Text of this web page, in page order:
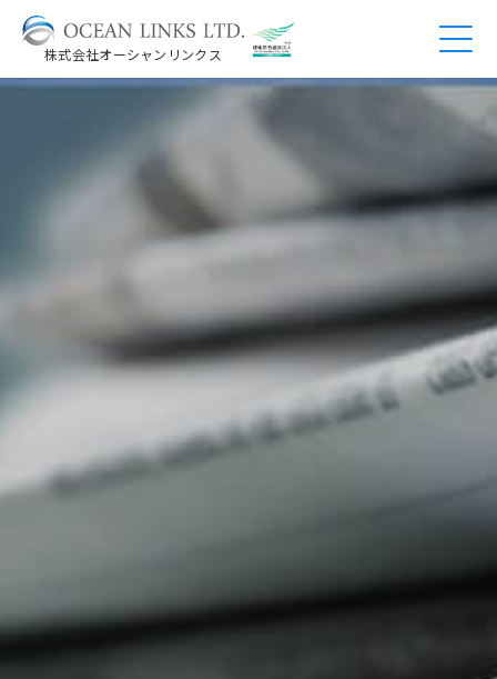
株式会社オーシャンリンクス